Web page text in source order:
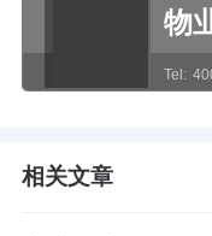
长安天街；门头
分院；以及第八
段教育资源全覆
东侧隔着六环路
物
Tel:
相关文章